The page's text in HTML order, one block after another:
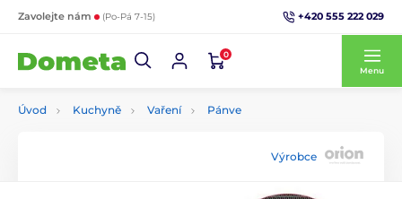
Zavolejte nám (Po-Pá 7-15) +420 555 222 029
0
Menu
Úvod Kuchyně Vaření Pánve
Výrobce